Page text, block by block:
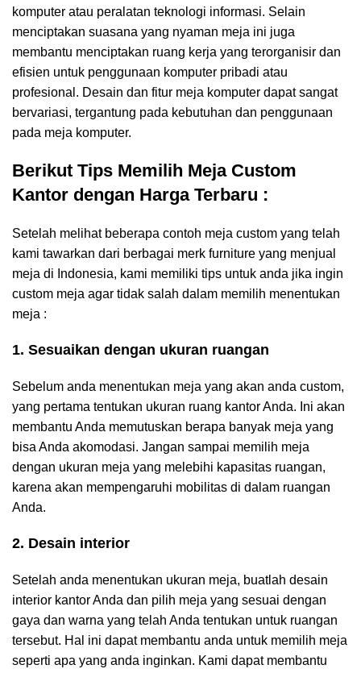
komputer atau peralatan teknologi informasi. Selain
menciptakan suasana yang nyaman meja ini juga
membantu menciptakan ruang kerja yang terorganisir dan
efisien untuk penggunaan komputer pribadi atau
profesional. Desain dan fitur meja komputer dapat sangat
bervariasi, tergantung pada kebutuhan dan penggunaan
pada meja komputer.
Berikut Tips Memilih Meja Custom
Kantor dengan Harga Terbaru :
Setelah melihat beberapa contoh meja custom yang telah
kami tawarkan dari berbagai merk furniture yang menjual
meja di Indonesia, kami memiliki tips untuk anda jika ingin
custom meja agar tidak salah dalam memilih menentukan
meja :
1. Sesuaikan dengan ukuran ruangan
Sebelum anda menentukan meja yang akan anda custom,
yang pertama tentukan ukuran ruang kantor Anda. Ini akan
membantu Anda memutuskan berapa banyak meja yang
bisa Anda akomodasi. Jangan sampai memilih meja
dengan ukuran meja yang melebihi kapasitas ruangan,
karena akan mempengaruhi mobilitas di dalam ruangan
Anda.
2. Desain interior
Setelah anda menentukan ukuran meja, buatlah desain
interior kantor Anda dan pilih meja yang sesuai dengan
gaya dan warna yang telah Anda tentukan untuk ruangan
tersebut. Hal ini dapat membantu anda untuk memilih meja
seperti apa yang anda inginkan. Kami dapat membantu